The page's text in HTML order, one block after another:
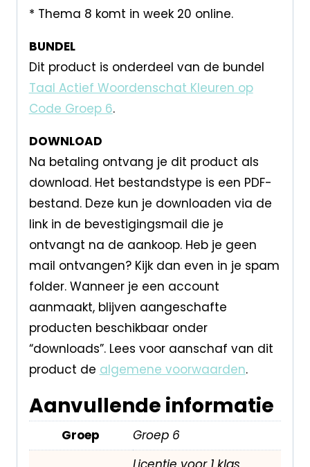
* Thema 8 komt in week 20 online.
BUNDEL
Dit product is onderdeel van de bundel
Taal Actief Woordenschat Kleuren op
Code Groep 6.
DOWNLOAD
Na betaling ontvang je dit product als
download. Het bestandstype is een PDF-
bestand. Deze kun je downloaden via de
link in de bevestigingsmail die je
ontvangt na de aankoop. Heb je geen
mail ontvangen? Kijk dan even in je spam
folder. Wanneer je een account
aanmaakt, blijven aangeschafte
producten beschikbaar onder
“downloads”. Lees voor aanschaf van dit
product de algemene voorwaarden.
Aanvullende informatie
Groep
Groep 6